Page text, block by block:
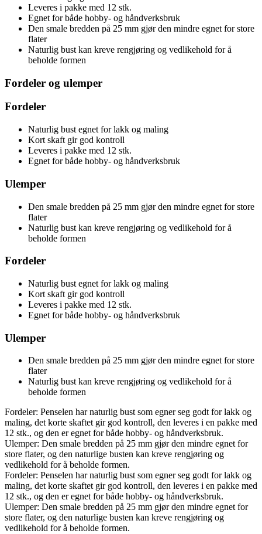
Leveres i pakke med 12 stk.
Egnet for både hobby- og håndverksbruk
Den smale bredden på 25 mm gjør den mindre egnet for store
flater
Naturlig bust kan kreve rengjøring og vedlikehold for å
beholde formen
Fordeler og ulemper
Fordeler
Naturlig bust egnet for lakk og maling
Kort skaft gir god kontroll
Leveres i pakke med 12 stk.
Egnet for både hobby- og håndverksbruk
Ulemper
Den smale bredden på 25 mm gjør den mindre egnet for store
flater
Naturlig bust kan kreve rengjøring og vedlikehold for å
beholde formen
Fordeler
Naturlig bust egnet for lakk og maling
Kort skaft gir god kontroll
Leveres i pakke med 12 stk.
Egnet for både hobby- og håndverksbruk
Ulemper
Den smale bredden på 25 mm gjør den mindre egnet for store
flater
Naturlig bust kan kreve rengjøring og vedlikehold for å
beholde formen
Fordeler: Penselen har naturlig bust som egner seg godt for lakk og
maling, det korte skaftet gir god kontroll, den leveres i en pakke med
12 stk., og den er egnet for både hobby- og håndverksbruk.
Ulemper: Den smale bredden på 25 mm gjør den mindre egnet for
store flater, og den naturlige busten kan kreve rengjøring og
vedlikehold for å beholde formen.
Fordeler: Penselen har naturlig bust som egner seg godt for lakk og
maling, det korte skaftet gir god kontroll, den leveres i en pakke med
12 stk., og den er egnet for både hobby- og håndverksbruk.
Ulemper: Den smale bredden på 25 mm gjør den mindre egnet for
store flater, og den naturlige busten kan kreve rengjøring og
vedlikehold for å beholde formen.